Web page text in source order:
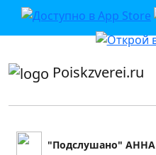
приложении или в VK">
Poiskzverei.ru
"Подслушано" АННА